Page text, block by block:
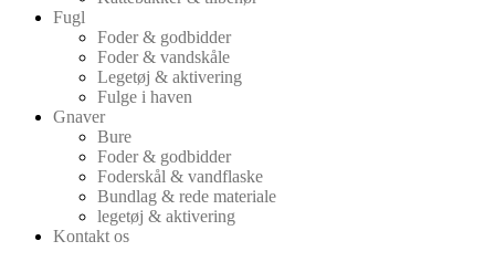
Fugl
Foder & godbidder
Foder & vandskåle
Legetøj & aktivering
Fulge i haven
Gnaver
Bure
Foder & godbidder
Foderskål & vandflaske
Bundlag & rede materiale
legetøj & aktivering
Kontakt os